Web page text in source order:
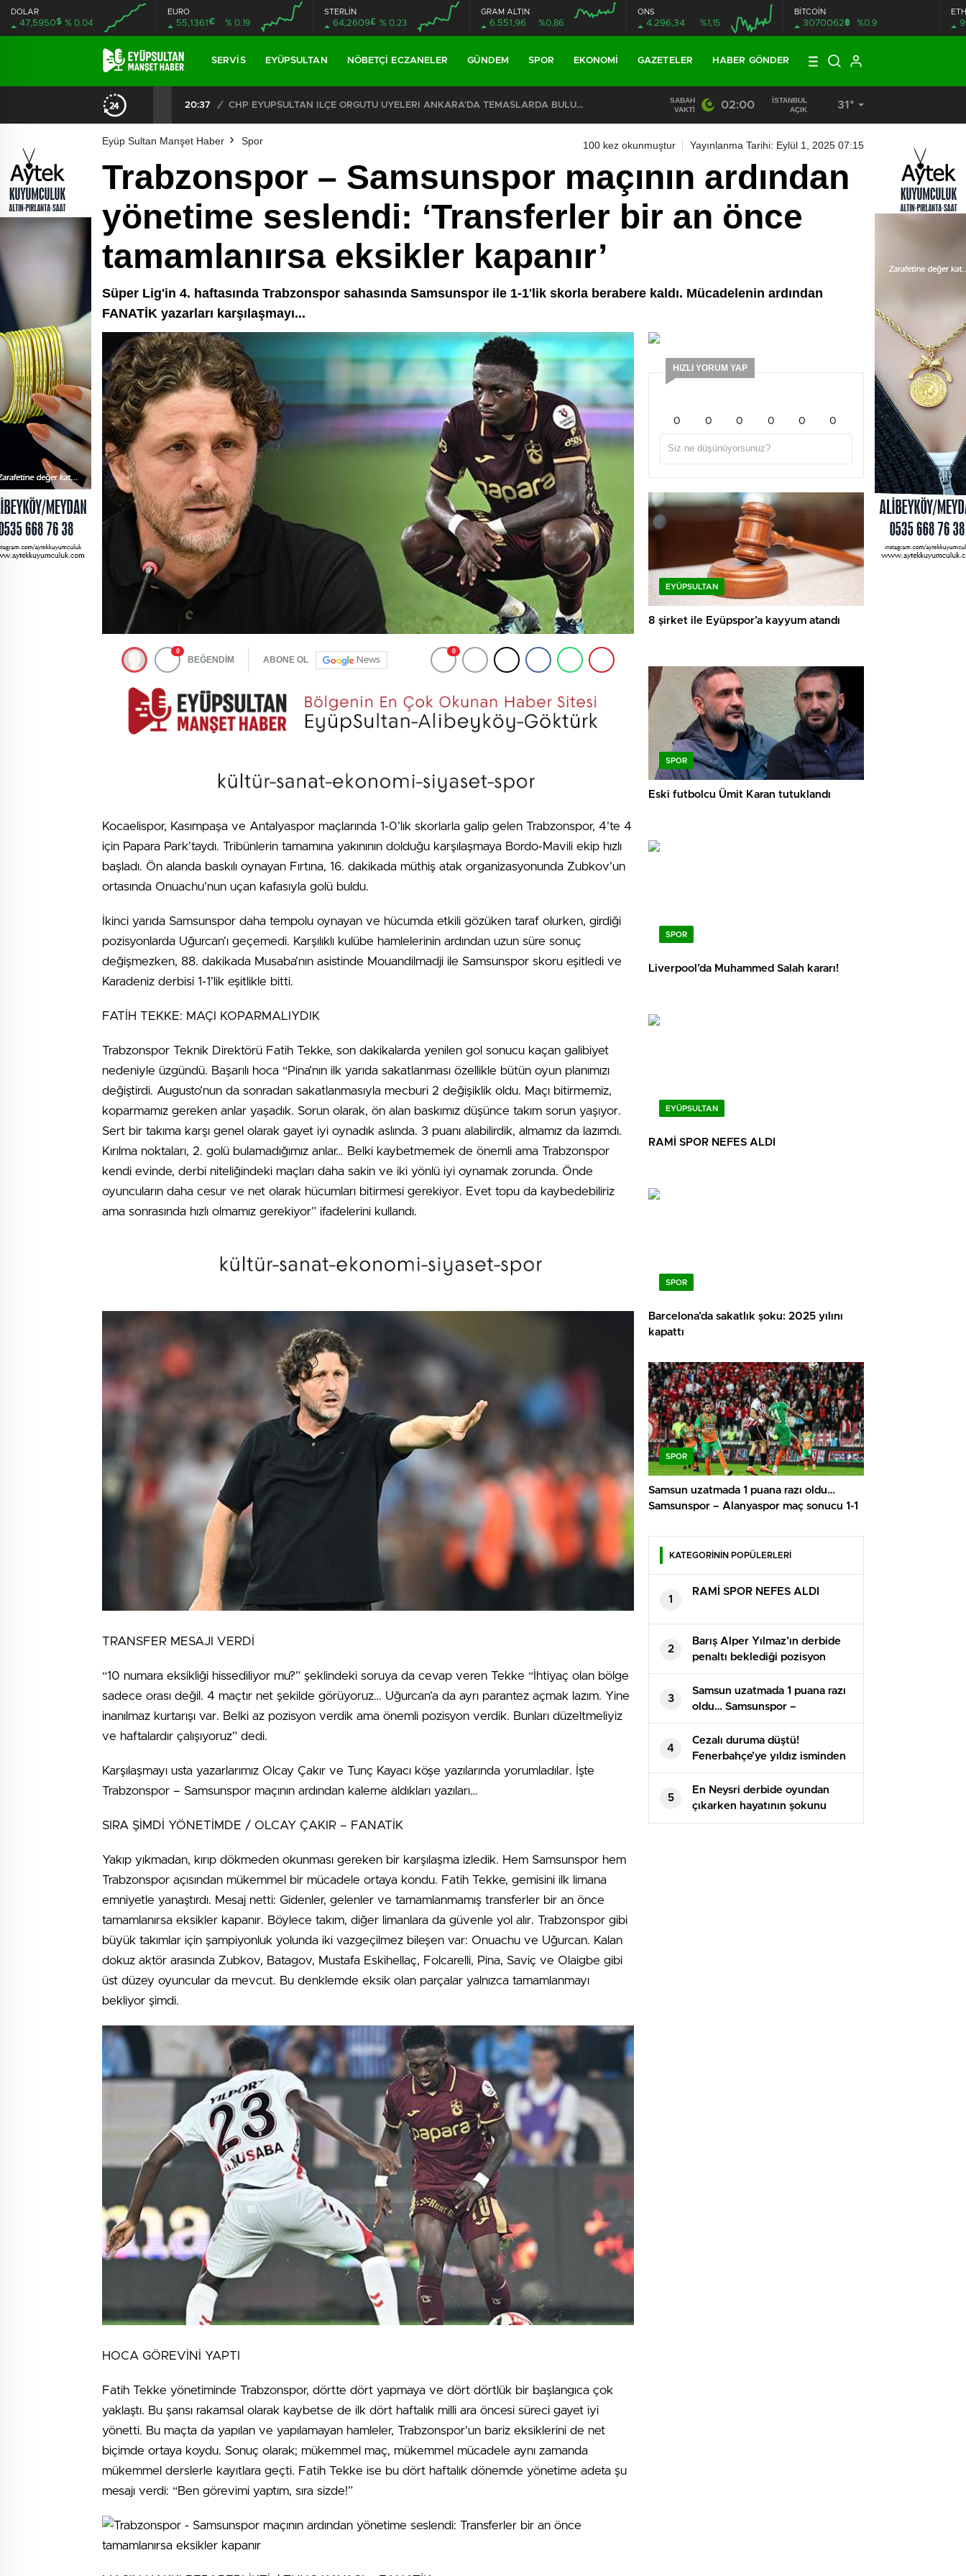
DOLAR
47,5950$ % 0.04
EURO
55,1361€ % 0.19
STERLİN
64,2609£ % 0.23
GRAM ALTIN
6.551,96 %0,86
ONS
4.296,34 %1,15
BİTCOİN
3070062฿ %0.9
SERVIS EYÜPSULTAN NÖBETÇI ECZANELER GÜNDEM SPOR EKONOMI GAZETELER HABER GÖNDER
19:40 / MHP EYÜPSULTAN TEŞKİLATI’NIN ACI GÜNÜ 13:33 / BAŞKAN DR. MİTHAT BÜLENT ÖZMEN’DEN
SABAH
VAKTI
02:00
İSTANBUL
AÇIK
31°
Eyüp Sultan Manşet Haber Spor 100 kez okunmuştur Yayınlanma Tarihi: Eylül 1, 2025 07:15
Trabzonspor – Samsunspor maçının ardından
yönetime seslendi: ‘Transferler bir an önce
tamamlanırsa eksikler kapanır’
Süper Lig'in 4. haftasında Trabzonspor sahasında Samsunspor ile 1-1'lik skorla berabere kaldı. Mücadelenin ardından
FANATİK yazarları karşılaşmayı...
0
BEĞENDİM ABONE OL News
0
Kocaelispor, Kasımpaşa ve Antalyaspor maçlarında 1-0’lık skorlarla galip gelen Trabzonspor, 4’te 4
için Papara Park’taydı. Tribünlerin tamamına yakınının dolduğu karşılaşmaya Bordo-Mavili ekip hızlı
başladı. Ön alanda baskılı oynayan Fırtına, 16. dakikada müthiş atak organizasyonunda Zubkov’un
ortasında Onuachu’nun uçan kafasıyla golü buldu.
İkinci yarıda Samsunspor daha tempolu oynayan ve hücumda etkili gözüken taraf olurken, girdiği
pozisyonlarda Uğurcan’ı geçemedi. Karşılıklı kulübe hamlelerinin ardından uzun süre sonuç
değişmezken, 88. dakikada Musaba’nın asistinde Mouandilmadji ile Samsunspor skoru eşitledi ve
Karadeniz derbisi 1-1’lik eşitlikle bitti.
FATİH TEKKE: MAÇI KOPARMALIYDIK
Trabzonspor Teknik Direktörü Fatih Tekke, son dakikalarda yenilen gol sonucu kaçan galibiyet
nedeniyle üzgündü. Başarılı hoca “Pina’nın ilk yarıda sakatlanması özellikle bütün oyun planımızı
değiştirdi. Augusto’nun da sonradan sakatlanmasıyla mecburi 2 değişiklik oldu. Maçı bitirmemiz,
koparmamız gereken anlar yaşadık. Sorun olarak, ön alan baskımız düşünce takım sorun yaşıyor.
Sert bir takıma karşı genel olarak gayet iyi oynadık aslında. 3 puanı alabilirdik, almamız da lazımdı.
Kırılma noktaları, 2. golü bulamadığımız anlar… Belki kaybetmemek de önemli ama Trabzonspor
kendi evinde, derbi niteliğindeki maçları daha sakin ve iki yönlü iyi oynamak zorunda. Önde
oyuncuların daha cesur ve net olarak hücumları bitirmesi gerekiyor. Evet topu da kaybedebiliriz
ama sonrasında hızlı olmamız gerekiyor” ifadelerini kullandı.
TRANSFER MESAJI VERDİ
“10 numara eksikliği hissediliyor mu?” şeklindeki soruya da cevap veren Tekke “İhtiyaç olan bölge
sadece orası değil. 4 maçtır net şekilde görüyoruz… Uğurcan’a da ayrı parantez açmak lazım. Yine
inanılmaz kurtarışı var. Belki az pozisyon verdik ama önemli pozisyon verdik. Bunları düzeltmeliyiz
ve haftalardır çalışıyoruz” dedi.
Karşılaşmayı usta yazarlarımız Olcay Çakır ve Tunç Kayacı köşe yazılarında yorumladılar. İşte
Trabzonspor – Samsunspor maçının ardından kaleme aldıkları yazıları…
SIRA ŞİMDİ YÖNETİMDE / OLCAY ÇAKIR – FANATİK
Yakıp yıkmadan, kırıp dökmeden okunması gereken bir karşılaşma izledik. Hem Samsunspor hem
Trabzonspor açısından mükemmel bir mücadele ortaya kondu. Fatih Tekke, gemisini ilk limana
emniyetle yanaştırdı. Mesaj netti: Gidenler, gelenler ve tamamlanmamış transferler bir an önce
tamamlanırsa eksikler kapanır. Böylece takım, diğer limanlara da güvenle yol alır. Trabzonspor gibi
büyük takımlar için şampiyonluk yolunda iki vazgeçilmez bileşen var: Onuachu ve Uğurcan. Kalan
dokuz aktör arasında Zubkov, Batagov, Mustafa Eskihellaç, Folcarelli, Pina, Saviç ve Olaigbe gibi
üst düzey oyuncular da mevcut. Bu denklemde eksik olan parçalar yalnızca tamamlanmayı
bekliyor şimdi.
HOCA GÖREVİNİ YAPTI
Fatih Tekke yönetiminde Trabzonspor, dörtte dört yapmaya ve dört dörtlük bir başlangıca çok
yaklaştı. Bu şansı rakamsal olarak kaybetse de ilk dört haftalık milli ara öncesi süreci gayet iyi
yönetti. Bu maçta da yapılan ve yapılamayan hamleler, Trabzonspor’un bariz eksiklerini de net
biçimde ortaya koydu. Sonuç olarak; mükemmel maç, mükemmel mücadele aynı zamanda
mükemmel derslerle kayıtlara geçti. Fatih Tekke ise bu dört haftalık dönemde yönetime adeta şu
mesajı verdi: “Ben görevimi yaptım, sıra sizde!”
HIZLI YORUM YAP
0 0 0 0 0 0
EYÜPSULTAN
8 şirket ile Eyüpspor’a kayyum atandı
SPOR
Eski futbolcu Ümit Karan tutuklandı
SPOR
Liverpool’da Muhammed Salah kararı!
EYÜPSULTAN
RAMİ SPOR NEFES ALDI
SPOR
Barcelona’da sakatlık şoku: 2025 yılını
kapattı
SPOR
Samsun uzatmada 1 puana razı oldu…
Samsunspor – Alanyaspor maç sonucu 1-1
KATEGORİNİN POPÜLERLERİ
1
RAMİ SPOR NEFES ALDI
2
Barış Alper Yılmaz’ın derbide
penaltı beklediği pozisyon
tartışma yarattı
3
Samsun uzatmada 1 puana razı
oldu… Samsunspor –
Alanyaspor maç sonucu 1-1
4
Cezalı duruma düştü!
Fenerbahçe’ye yıldız isminden
kötü haber
5
En Neysri derbide oyundan
çıkarken hayatının şokunu
yaşadı!